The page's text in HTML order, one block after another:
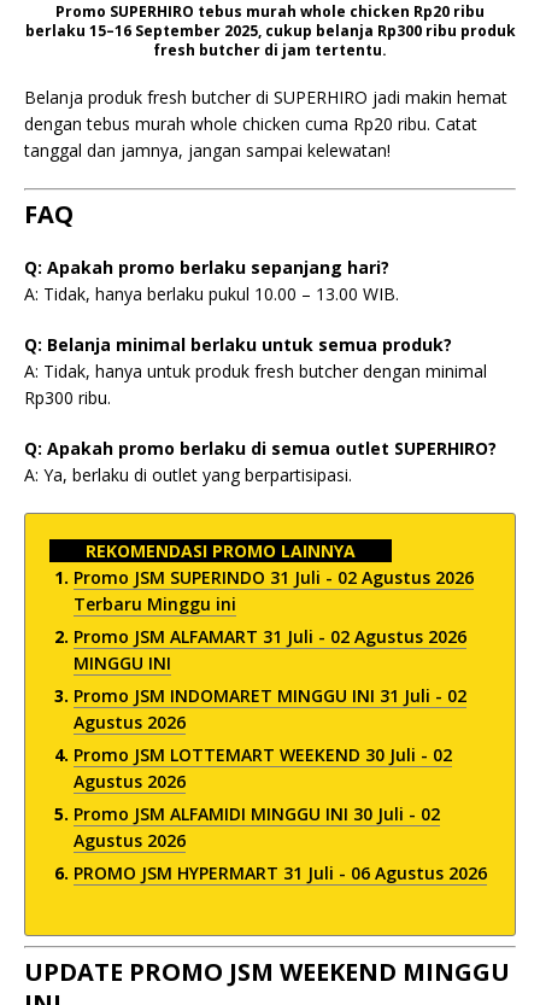
Promo SUPERHIRO tebus murah whole chicken Rp20 ribu
berlaku 15–16 September 2025, cukup belanja Rp300 ribu produk
fresh butcher di jam tertentu.
Belanja produk fresh butcher di SUPERHIRO jadi makin hemat
dengan tebus murah whole chicken cuma Rp20 ribu. Catat
tanggal dan jamnya, jangan sampai kelewatan!
FAQ
Q: Apakah promo berlaku sepanjang hari?
A: Tidak, hanya berlaku pukul 10.00 – 13.00 WIB.
Q: Belanja minimal berlaku untuk semua produk?
A: Tidak, hanya untuk produk fresh butcher dengan minimal
Rp300 ribu.
Q: Apakah promo berlaku di semua outlet SUPERHIRO?
A: Ya, berlaku di outlet yang berpartisipasi.
REKOMENDASI PROMO LAINNYA
Promo JSM SUPERINDO 31 Juli - 02 Agustus 2026
Terbaru Minggu ini
Promo JSM ALFAMART 31 Juli - 02 Agustus 2026
MINGGU INI
Promo JSM INDOMARET MINGGU INI 31 Juli - 02
Agustus 2026
Promo JSM LOTTEMART WEEKEND 30 Juli - 02
Agustus 2026
Promo JSM ALFAMIDI MINGGU INI 30 Juli - 02
Agustus 2026
PROMO JSM HYPERMART 31 Juli - 06 Agustus 2026
UPDATE PROMO JSM WEEKEND MINGGU